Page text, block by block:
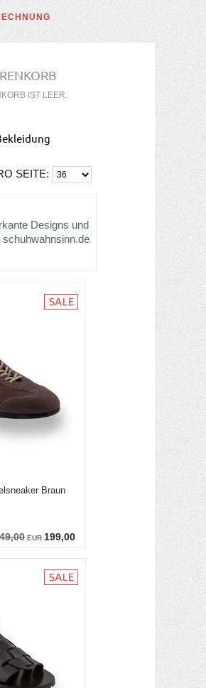
IST LEER.
SEITE:
Designs und
EUR 199,00
Braun